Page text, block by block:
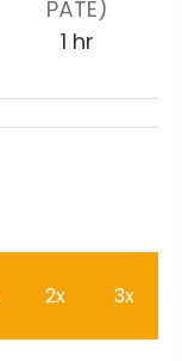
PÂTE)
1 hr
2x 3x